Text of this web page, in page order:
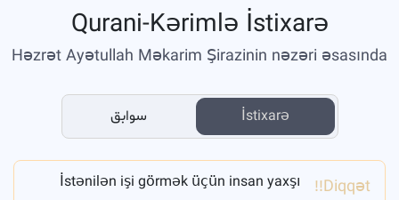
Qurani-Kərimlə İstixarə
Həzrət Ayətullah Məkarim Şirazinin nəzəri əsasında
İstixarə سوابق
Diqqət!!
İstənilən işi görmək üçün insan yaxşı